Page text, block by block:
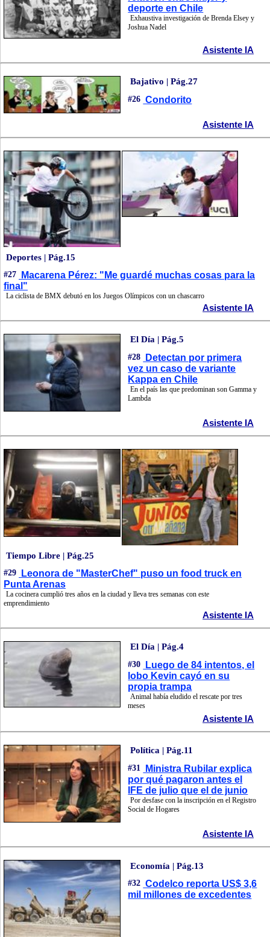
deporte en Chile
Exhaustiva investigación de Brenda Elsey y
Joshua Nadel
Asistente IA
Bajativo | Pág.27
#26 Condorito
Asistente IA
Deportes | Pág.15
#27
Macarena Pérez: "Me guardé muchas cosas para la
final"
La ciclista de BMX debutó en los Juegos Olímpicos con un chascarro
Asistente IA
El Día | Pág.5
#28
Detectan por primera
vez un caso de variante
Kappa en Chile
En el país las que predominan son Gamma y
Lambda
Asistente IA
Tiempo Libre | Pág.25
#29
Leonora de "MasterChef" puso un food truck en
Punta Arenas
La cocinera cumplió tres años en la ciudad y lleva tres semanas con este
emprendimiento
Asistente IA
El Día | Pág.4
#30
Luego de 84 intentos, el
lobo Kevin cayó en su
propia trampa
Animal había eludido el rescate por tres
meses
Asistente IA
Política | Pág.11
#31
Ministra Rubilar explica
por qué pagaron antes el
IFE de julio que el de junio
Por desfase con la inscripción en el Registro
Social de Hogares
Asistente IA
Economía | Pág.13
#32 Codelco reporta US$ 3,6
mil millones de excedentes